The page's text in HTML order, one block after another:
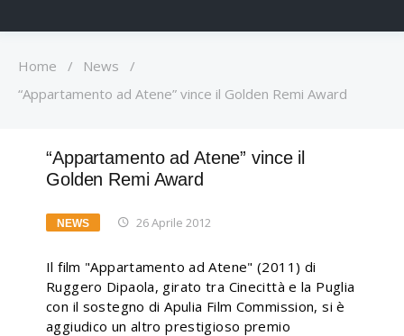
Home / News
/
“Appartamento ad Atene” vince il Golden Remi Award
“Appartamento ad Atene” vince il
Golden Remi Award
NEWS 26 Aprile 2012
Il film "Appartamento ad Atene" (2011) di
Ruggero Dipaola, girato tra Cinecittà e la Puglia
con il sostegno di Apulia Film Commission, si è
aggiudico un altro prestigioso premio